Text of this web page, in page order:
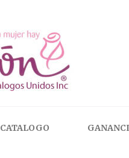
CATALOGO